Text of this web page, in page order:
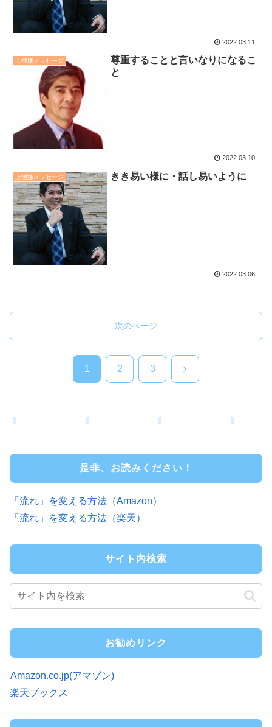
2022.03.11
上機嫌メッセージ
尊重することと言いなりになるこ
と
2022.03.10
上機嫌メッセージ きき易い様に・話し易いように
2022.03.06
次のページ
1 2 3 次
是非、お読みください！
「流れ」を変える方法（Amazon）
「流れ」を変える方法（楽天）
サイト内検索
お勧めリンク
Amazon.co.jp(アマゾン)
楽天ブックス